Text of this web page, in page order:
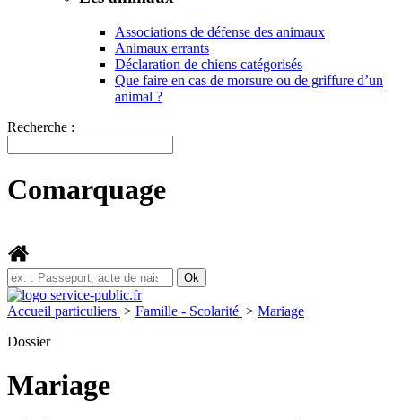
Associations de défense des animaux
Animaux errants
Déclaration de chiens catégorisés
Que faire en cas de morsure ou de griffure d’un
animal ?
Recherche :
Comarquage
Accueil particuliers > Famille - Scolarité > Mariage
Dossier
Mariage